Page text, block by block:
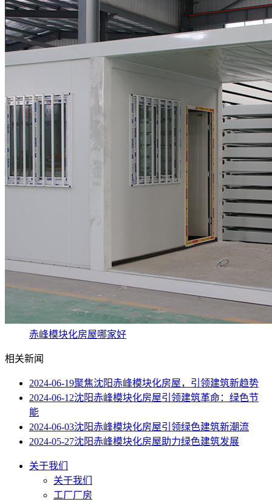
赤峰模块化房屋哪家好
相关新闻
2024-06-19聚焦沈阳赤峰模块化房屋，引领建筑新趋势
2024-06-12沈阳赤峰模块化房屋引领建筑革命：绿色节
能
2024-06-03沈阳赤峰模块化房屋引领绿色建筑新潮流
2024-05-27沈阳赤峰模块化房屋助力绿色建筑发展
关于我们
关于我们
工厂厂房